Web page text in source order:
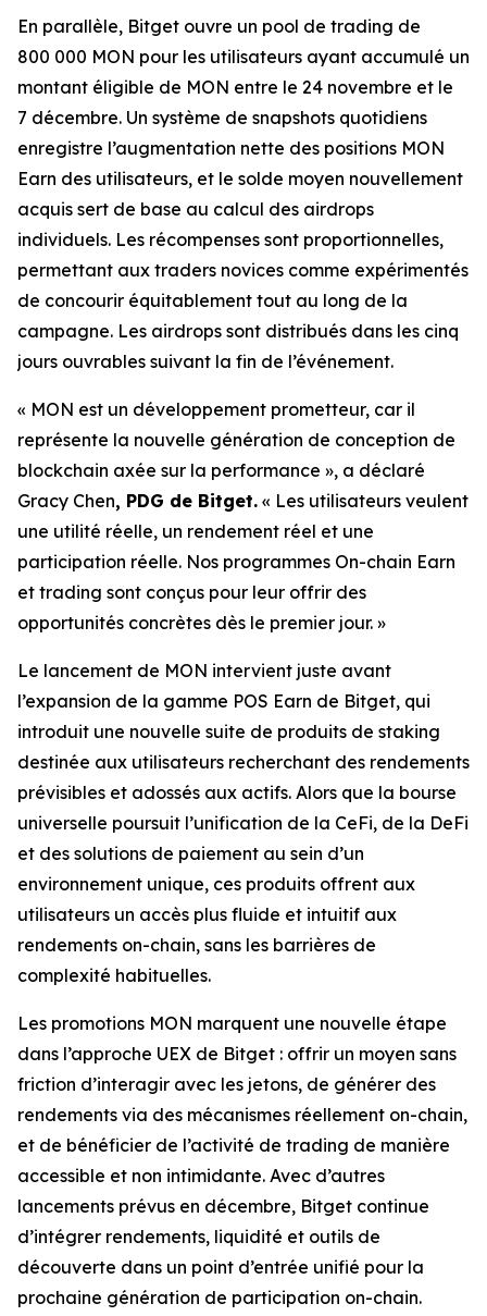
En parallèle, Bitget ouvre un pool de trading de
800 000 MON pour les utilisateurs ayant accumulé un
montant éligible de MON entre le 24 novembre et le
7 décembre. Un système de snapshots quotidiens
enregistre l’augmentation nette des positions MON
Earn des utilisateurs, et le solde moyen nouvellement
acquis sert de base au calcul des airdrops
individuels. Les récompenses sont proportionnelles,
permettant aux traders novices comme expérimentés
de concourir équitablement tout au long de la
campagne. Les airdrops sont distribués dans les cinq
jours ouvrables suivant la fin de l’événement.
« MON est un développement prometteur, car il
représente la nouvelle génération de conception de
blockchain axée sur la performance », a déclaré
Gracy Chen, PDG de Bitget. « Les utilisateurs veulent
une utilité réelle, un rendement réel et une
participation réelle. Nos programmes On-chain Earn
et trading sont conçus pour leur offrir des
opportunités concrètes dès le premier jour. »
Le lancement de MON intervient juste avant
l’expansion de la gamme POS Earn de Bitget, qui
introduit une nouvelle suite de produits de staking
destinée aux utilisateurs recherchant des rendements
prévisibles et adossés aux actifs. Alors que la bourse
universelle poursuit l’unification de la CeFi, de la DeFi
et des solutions de paiement au sein d’un
environnement unique, ces produits offrent aux
utilisateurs un accès plus fluide et intuitif aux
rendements on-chain, sans les barrières de
complexité habituelles.
Les promotions MON marquent une nouvelle étape
dans l’approche UEX de Bitget : offrir un moyen sans
friction d’interagir avec les jetons, de générer des
rendements via des mécanismes réellement on-chain,
et de bénéficier de l’activité de trading de manière
accessible et non intimidante. Avec d’autres
lancements prévus en décembre, Bitget continue
d’intégrer rendements, liquidité et outils de
découverte dans un point d’entrée unifié pour la
prochaine génération de participation on-chain.